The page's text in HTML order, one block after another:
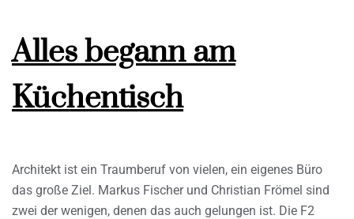
Alles begann am
Küchentisch
Architekt ist ein Traumberuf von vielen, ein eigenes Büro
das große Ziel. Markus Fischer und Christian Frömel sind
zwei der wenigen, denen das auch gelungen ist. Die F2